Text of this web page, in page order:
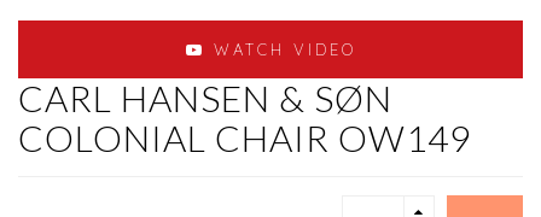
WATCH VIDEO
CARL HANSEN & SØN
COLONIAL CHAIR OW149